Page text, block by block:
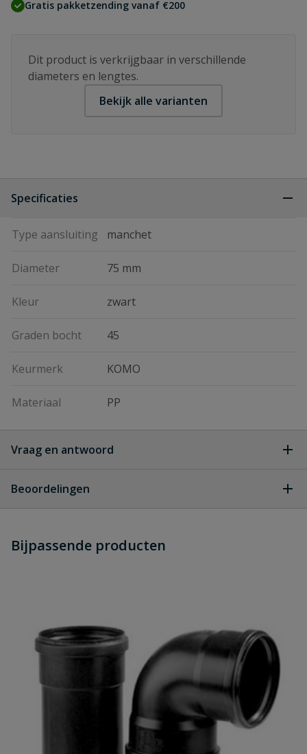
Gratis pakketzending vanaf €200
Dit product is verkrijgbaar in verschillende
diameters en lengtes.
Bekijk alle varianten
Specificaties
Type aansluiting manchet
Diameter 75 mm
Kleur zwart
Graden bocht 45
Keurmerk KOMO
Materiaal PP
Vraag en antwoord
dit product?
Beoordelingen
Schrijf zelf een beoordeling
Uw waardering:
Bijpassende producten